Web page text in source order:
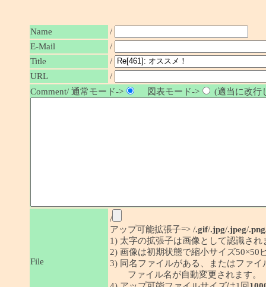
Name
/
E-Mail
/
Title
/
URL
/
Comment/ 通常モード->
図表モード-> (適当に改行
File
/
アップ可能拡張子=> /.gif/.jpg/.jpeg/.png
1) 太字の拡張子は画像として認識され
2) 画像は初期状態で縮小サイズ50×50
3) 同名ファイルがある、またはファ
ファイル名が自動変更されます。